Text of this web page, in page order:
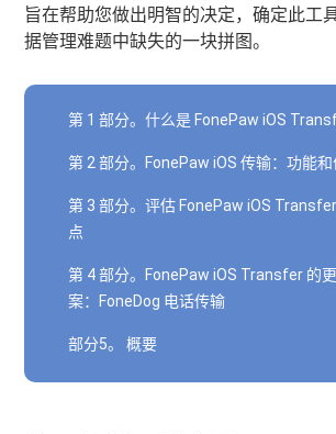
旨在帮助您做出明智的决定，确定此工
据管理难题中缺失的一块拼图。
第 1 部分。什么是 FonePaw iOS
第 2 部分。FonePaw iOS 传输：功能和
第 3 部分。评估 FonePaw iOS
点
第 4 部分。FonePaw iOS Transfer 的
案：FoneDog 电话传输
部分5。 概要